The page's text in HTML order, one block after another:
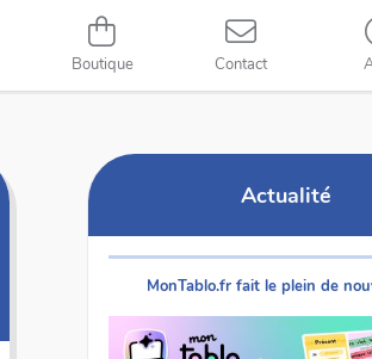
Boutique Contact
Actualité
MonTablo.fr fait le plein de